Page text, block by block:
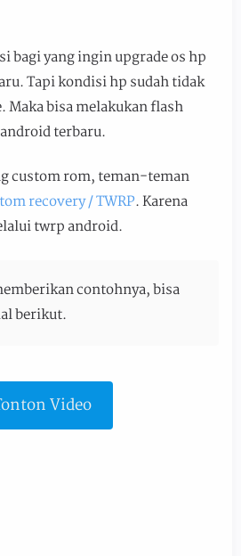
bagi yang ingin upgrade os hp
Tapi kondisi hp sudah tidak
Maka bisa melakukan flash
terbaru.
custom rom, teman-teman
recovery / TWRP. Karena
twrp android.
contohnya, bisa
berikut.
Video